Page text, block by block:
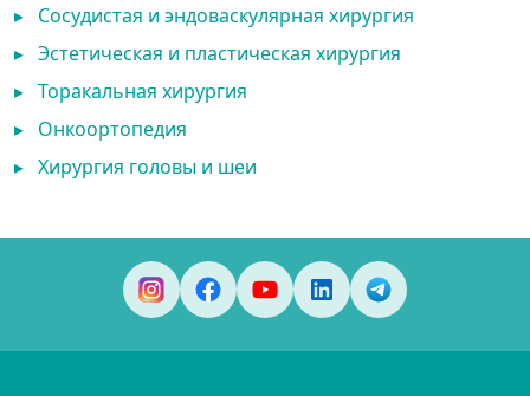
▸ Сосудистая и эндоваскулярная хирургия
▸ Эстетическая и пластическая хирургия
▸ Торакальная хирургия
▸ Онкоортопедия
▸ Хирургия головы и шеи